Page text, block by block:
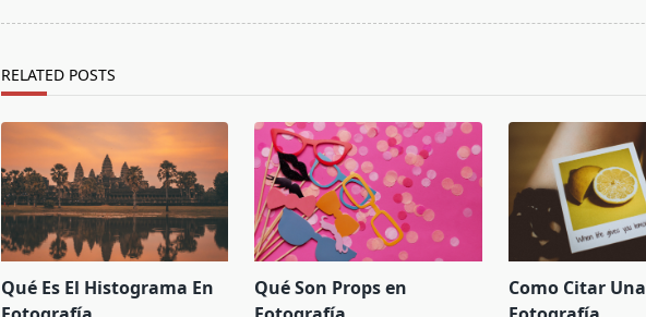
RELATED POSTS
Qué Es El Histograma En
Qué Son Props en
Como Citar Una